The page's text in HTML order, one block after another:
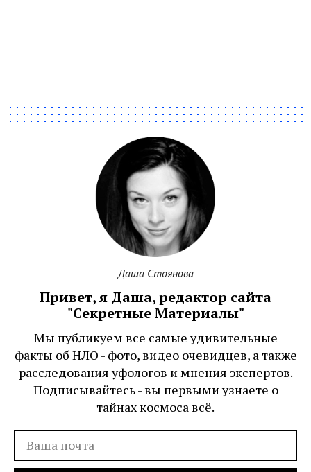
Даша Стоянова
Привет, я Даша, редактор сайта
"Секретные Материалы"
Мы публикуем все самые удивительные
факты об НЛО - фото, видео очевидцев, а также
расследования уфологов и мнения экспертов.
Подписывайтесь - вы первыми узнаете о
тайнах космоса всё.